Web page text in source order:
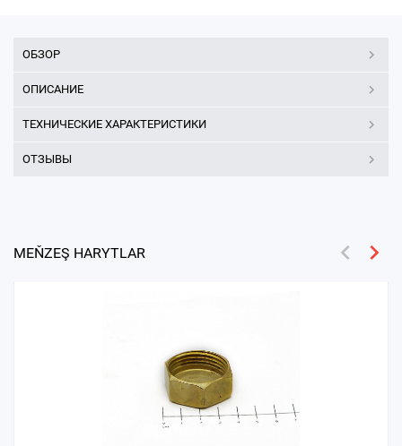
ОБЗОР
ОПИСАНИЕ
ТЕХНИЧЕСКИЕ ХАРАКТЕРИСТИКИ
ОТЗЫВЫ
MEŇZEŞ HARYTLAR